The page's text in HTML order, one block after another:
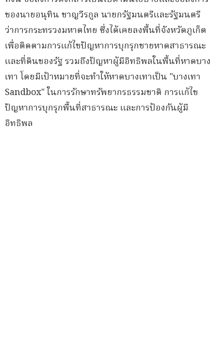
ของนายอนุทิน ชาญวีรกูล นายกรัฐมนตรีและรัฐมนตรี
ว่าการกระทรวงมหาดไทย ซึ่งได้เคยลงพื้นที่จังหวัดภูเก็ต
เพื่อติดตามการแก้ไขปัญหาการบุกรุกชายหาดสาธารณะ
และที่ดินของรัฐ รวมถึงปัญหาผู้มีอิทธิพลในพื้นที่หาดบาง
เทา โดยมีเป้าหมายที่จะทำให้หาดบางเทาเป็น "บางเทา
Sandbox" ในการรักษาทรัพยากรธรรมชาติ การแก้ไข
ปัญหาการบุกรุกพื้นที่สาธารณะ และการป้องกันผู้มี
อิทธิพล